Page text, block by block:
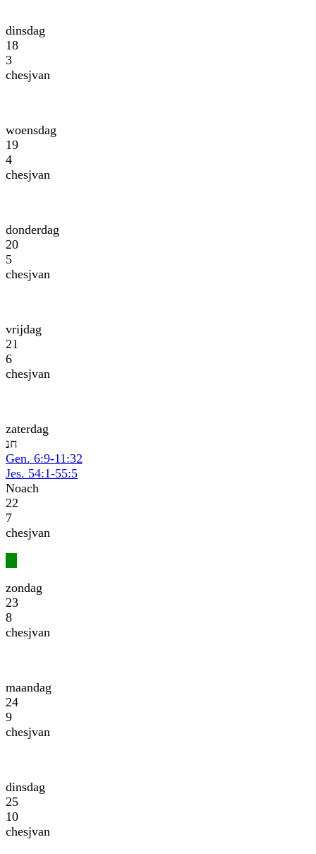
dinsdag
18
3
chesjvan
woensdag
19
4
chesjvan
donderdag
20
5
chesjvan
vrijdag
21
6
chesjvan
zaterdag
נח
Gen. 6:9-11:32
Jes. 54:1-55:5
Noach
22
7
chesjvan
zondag
23
8
chesjvan
maandag
24
9
chesjvan
dinsdag
25
10
chesjvan